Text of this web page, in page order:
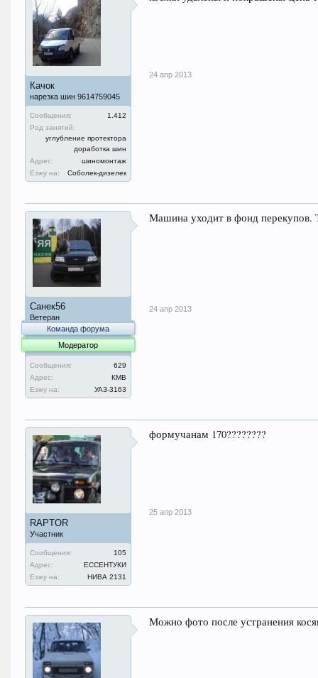
Качок
нарезка шин 9614759045
Сообщения:
1.412
Род занятий:
углубление протектора
доработка шин
Адрес:
шиномонтаж
Езжу на:
Соболек-дизелек
24 апр 2013
Санек56
Ветеран
Команда форума
Модератор
Сообщения:
629
Адрес:
КМВ
Езжу на:
УАЗ-3163
Машина уходит в фонд перекупов.
24 апр 2013
RAPTOR
Участник
Сообщения:
105
Адрес:
ЕССЕНТУКИ
Езжу на:
НИВА 2131
формучанам 170????????
25 апр 2013
Можно фото после устранения